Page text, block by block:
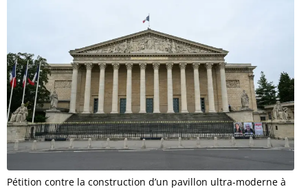
Pétition contre la construction d’un pavillon ultra-moderne à